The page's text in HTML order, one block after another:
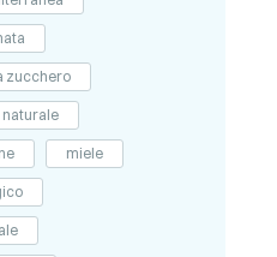
zucchero
miele